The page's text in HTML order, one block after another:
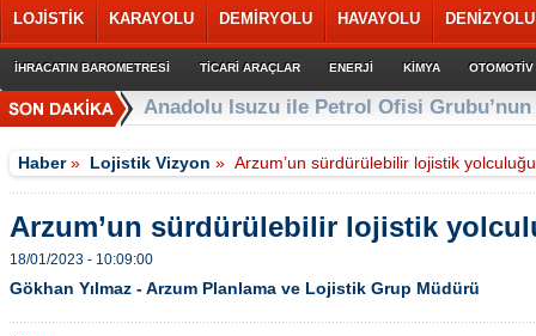
LOJİSTİK KARAYOLU DEMİRYOLU HAVAYOLU DENİZYOLU
İHRACATIN BAROMETRESİ TİCARİ ARAÇLAR ENERJİ KİMYA OTOMOTİV
Türk Hava Yolları, TİM iş birliği
Haber» Lojistik Vizyon »Arzum’un sürdürülebilir lojistik yolculuğu
Arzum’un sürdürülebilir lojistik
18/01/2023 - 10:09:00
Gökhan Yılmaz - Arzum Planlama ve Lojistik Grup Müdürü